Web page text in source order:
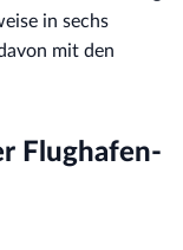
in sechs
mit den
Flughafen-